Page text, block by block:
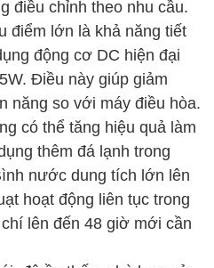
điều chỉnh theo nhu cầu.
điểm lớn là khả năng tiết
động cơ DC hiện đại
Điều này giúp giảm
năng so với máy điều hòa.
có thể tăng hiệu quả làm
thêm đá lạnh trong
nước dung tích lớn lên
hoạt động liên tục trong
lên đến 48 giờ mới cần